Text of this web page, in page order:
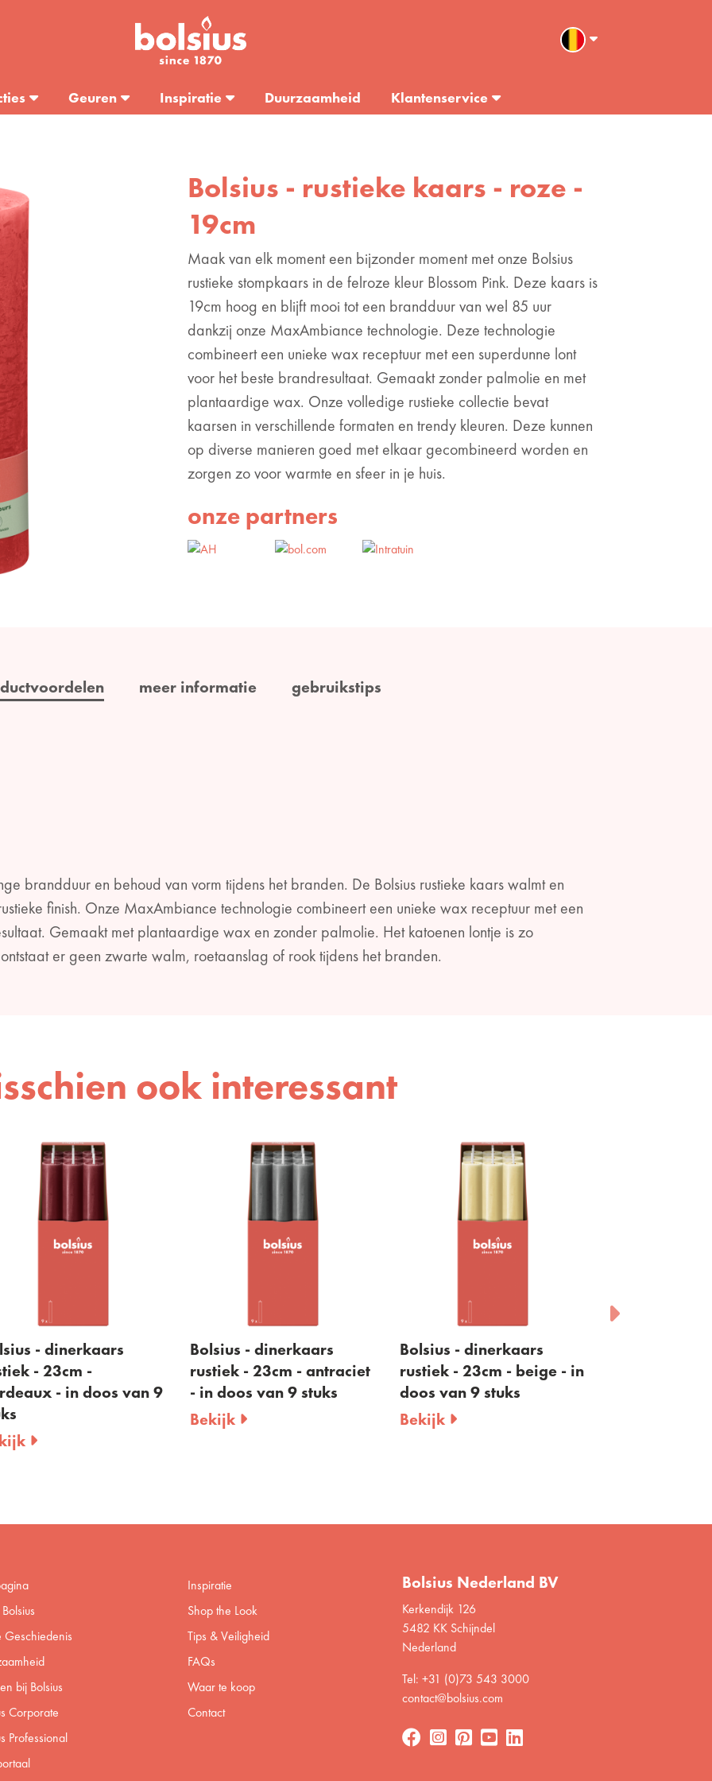
Geuren Inspiratie Duurzaamheid Klantenservice
Bolsius - rustieke kaars - roze -
19cm
Maak van elk moment een bijzonder moment met onze Bolsius
rustieke stompkaars in de felroze kleur Blossom Pink. Deze kaars is
19cm hoog en blijft mooi tot een brandduur van wel 85 uur
dankzij onze MaxAmbiance technologie. Deze technologie
combineert een unieke wax receptuur met een superdunne lont
voor het beste brandresultaat. Gemaakt zonder palmolie en met
plantaardige wax. Onze volledige rustieke collectie bevat
kaarsen in verschillende formaten en trendy kleuren. Deze kunnen
op diverse manieren goed met elkaar gecombineerd worden en
zorgen zo voor warmte en sfeer in je huis.
onze partners
meer informatie gebruikstips
brandduur en behoud van vorm tijdens het branden. De Bolsius rustieke kaars walmt en
finish. Onze MaxAmbiance technologie combineert een unieke wax receptuur met een
Gemaakt met plantaardige wax en zonder palmolie. Het katoenen lontje is zo
er geen zwarte walm, roetaanslag of rook tijdens het branden.
ook interessant
Bolsius - dinerkaars
rustiek - 23cm - antraciet
- in doos van 9 stuks
Bolsius - dinerkaars
rustiek - 23cm - beige - in
doos van 9 stuks
Bekijk
Bolsius - dinerkaars
rustiek - 23cm - lichtroze
- in doos van 9 stuks
Bekijk
bij Bolsius
Corporate
Professional
Inspiratie
Shop the Look
Tips & Veiligheid
FAQs
Waar te koop
Contact
Bolsius Nederland BV
Kerkendijk 126
5482 KK Schijndel
Nederland
Tel: +31 (0)73 543 3000
contact@bolsius.com